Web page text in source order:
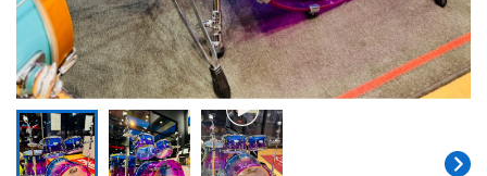
DJ機器 DTM
DTM オンライン納品